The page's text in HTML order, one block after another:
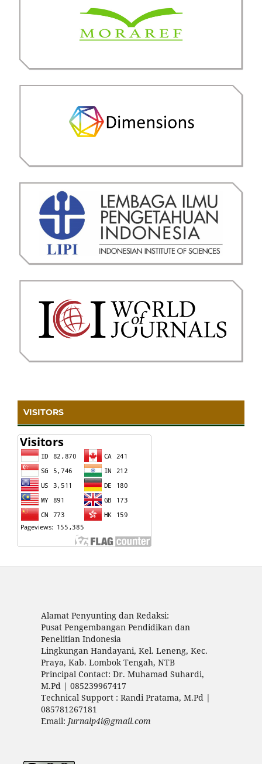
VISITORS
Alamat Penyunting dan Redaksi:
Pusat Pengembangan Pendidikan dan
Penelitian Indonesia
Lingkungan Handayani, Kel. Leneng, Kec.
Praya, Kab. Lombok Tengah, NTB
Principal Contact: Dr. Muhamad Suhardi,
M.Pd | 085239967417
Technical Support : Randi Pratama, M.Pd |
085781267181
Email: Jurnalp4i@gmail.com